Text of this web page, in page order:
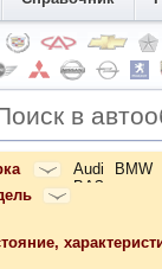
в
Audi
BMW
ВАЗ
....
....